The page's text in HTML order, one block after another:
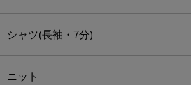
シャツ(長袖・7分)
ニット